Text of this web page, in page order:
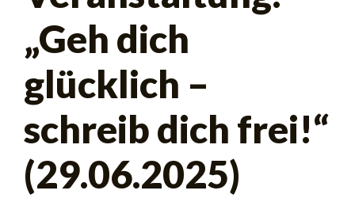
„Geh dich
glücklich –
schreib dich frei!“
(29.06.2025)